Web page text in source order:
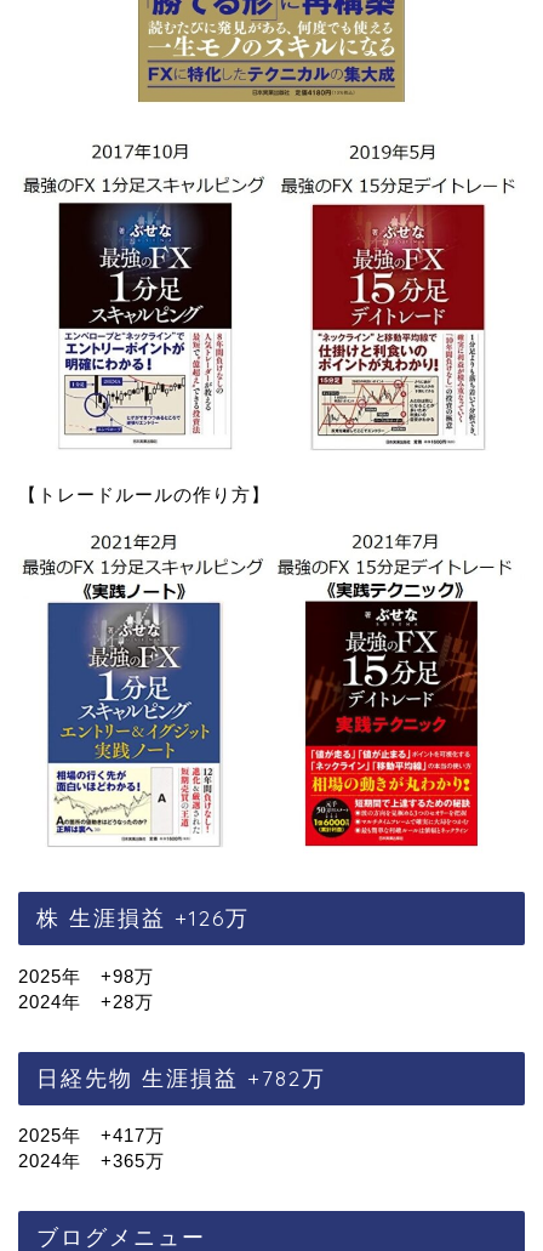
【トレードルールの作り方】
株 生涯損益 +126万
2025年 +98万
2024年 +28万
日経先物 生涯損益 +782万
2025年 +417万
2024年 +365万
ブログメニュー